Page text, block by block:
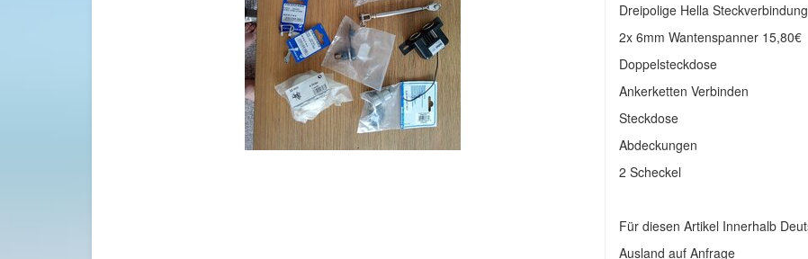
Dreipolige Hella
2x 6mm Wantenspanner 15,80€
Doppelsteckdose
Ankerketten Verbinden
Steckdose
Abdeckungen
2 Scheckel
Für diesen Artikel Innerhalb
Ausland auf Anfrage